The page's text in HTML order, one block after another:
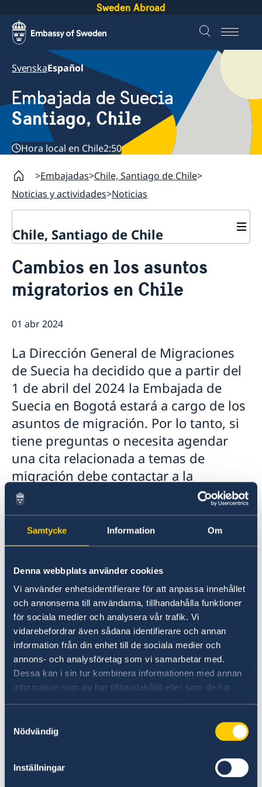
Samtycke Information Om
Denna webbplats använder cookies
Vi använder enhetsidentifierare för att anpassa innehållet
och annonserna till användarna, tillhandahålla funktioner
för sociala medier och analysera vår trafik. Vi
vidarebefordrar även sådana identifierare och annan
information från din enhet till de sociala medier och
annons- och analysföretag som vi samarbetar med.
Dessa kan i sin tur kombinera informationen med annan
information som du har tillhandahållit eller som de har
Nödvändig
Inställningar
Sweden Abroad
SvenskaEspañol
Embajada de Suecia
Santiago, Chile
Hora local en Chile2:50
Embajadas Chile, Santiago de Chile
Noticias y actividades Noticias
Chile, Santiago de Chile
Vacantes
Pasantía
Tarifas
Contacto y horarios
Noticias y actividades
Instituto Chileno Sueco de Cultura
Svenska kyrkan
Svenska skolan
Cambios en los asuntos
migratorios en Chile
01 abr 2024
La Dirección General de Migraciones
de Suecia ha decidido que a partir del
1 de abril del 2024 la Embajada de
Suecia en Bogotá estará a cargo de los
asuntos de migración. Por lo tanto, si
tiene preguntas o necesita agendar
una cita relacionada a temas de
migración debe contactar a la
Embajada de Suecia en Bogotá al
siguiente correo ambassaden.bogota-
migration@gov.se
Los asuntos de migración como permisos de
residencia por estudios, trabajo, por conexión
familiar o visita larga (visitors permit), así como
consultas sobre viajes a Suecia serán